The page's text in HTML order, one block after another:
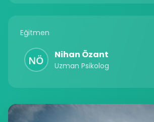
Eğitmen
Nihan Özant
Uzman Psikolog